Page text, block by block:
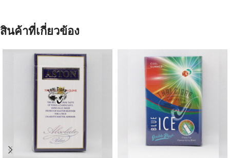
สินค้าที่เกี่ยวข้อง